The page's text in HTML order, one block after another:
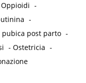
Oppioidi -
-
pubica post parto -
-Ostetricia -